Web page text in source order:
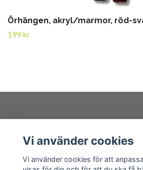
Örhängen, akryl/marmor, röd-
199 kr
Läs mer
Vi använder cookies
Vi använder cookies för att